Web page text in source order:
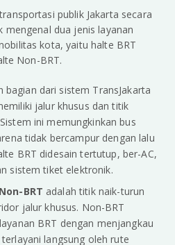
publik Jakarta secara
dua jenis layanan
kota, yaitu halte BRT
Non-BRT.
bagian dari sistem TransJakarta
jalur khusus dan titik
ini memungkinkan bus
tidak bercampur dengan lalu
BRT didesain tertutup, ber-AC,
sistem tiket elektronik.
BRT adalah titik naik-turun
jalur khusus. Non-BRT
BRT dengan menjangkau
langsung oleh rute